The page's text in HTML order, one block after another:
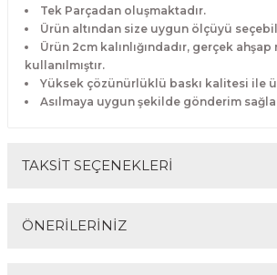
Tek Parçadan oluşmaktadır.
Ürün altından size uygun ölçüyü
Ürün 2cm kalınlığındadır, gerçek ahşap
kullanılmıştır.
Yüksek çözünürlüklü baskı kalitesi ile
Asılmaya uygun şekilde gönderim
TAKSİT SEÇENEKLERİ
ÖNERİLERİNİZ